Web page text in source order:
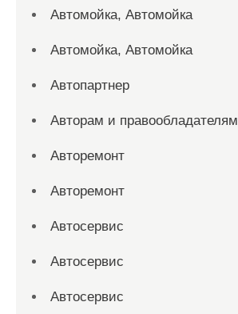
Автомойка, Автомойка
Автомойка, Автомойка
Автопартнер
Авторам и правообладателям
Авторемонт
Авторемонт
Автосервис
Автосервис
Автосервис